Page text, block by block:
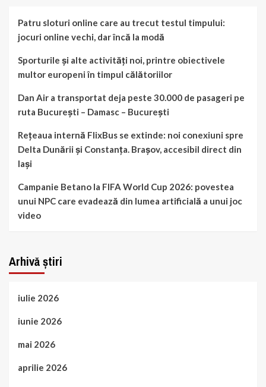
Patru sloturi online care au trecut testul timpului:
jocuri online vechi, dar încă la modă
Sporturile și alte activități noi, printre obiectivele
multor europeni în timpul călătoriilor
Dan Air a transportat deja peste 30.000 de pasageri pe
ruta București – Damasc – București
Rețeaua internă FlixBus se extinde: noi conexiuni spre
Delta Dunării și Constanța. Brașov, accesibil direct din
Iași
Campanie Betano la FIFA World Cup 2026: povestea
unui NPC care evadează din lumea artificială a unui joc
video
Arhivă știri
iulie 2026
iunie 2026
mai 2026
aprilie 2026